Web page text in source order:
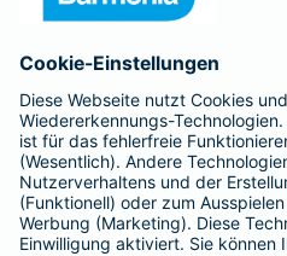
Barmenia ist Teil der
BELIEBTE
Kranken-